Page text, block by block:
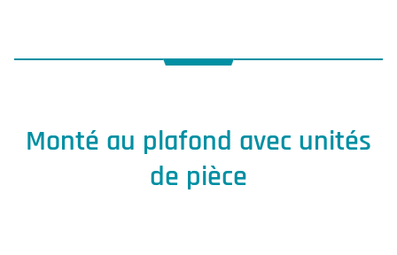
Monté au plafond avec unités
de pièce